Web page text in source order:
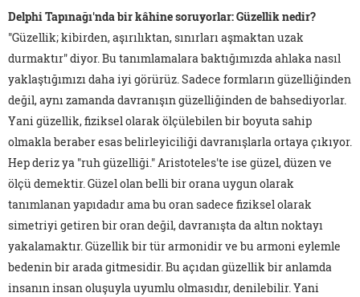
Delphi Tapınağı'nda bir kâhine soruyorlar: Güzellik nedir?
"Güzellik; kibirden, aşırılıktan, sınırları aşmaktan uzak
durmaktır" diyor. Bu tanımlamalara baktığımızda ahlaka nasıl
yaklaştığımızı daha iyi görürüz. Sadece formların güzelliğinden
değil, aynı zamanda davranışın güzelliğinden de bahsediyorlar.
Yani güzellik, fiziksel olarak ölçülebilen bir boyuta sahip
olmakla beraber esas belirleyiciliği davranışlarla ortaya çıkıyor.
Hep deriz ya "ruh güzelliği." Aristoteles'te ise güzel, düzen ve
ölçü demektir. Güzel olan belli bir orana uygun olarak
tanımlanan yapıdadır ama bu oran sadece fiziksel olarak
simetriyi getiren bir oran değil, davranışta da altın noktayı
yakalamaktır. Güzellik bir tür armonidir ve bu armoni eylemle
bedenin bir arada gitmesidir. Bu açıdan güzellik bir anlamda
insanın insan oluşuyla uyumlu olmasıdır, denilebilir. Yani